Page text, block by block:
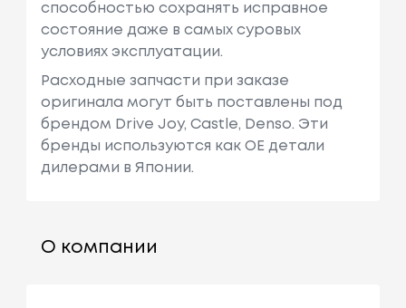
способностью сохранять исправное
состояние даже в самых суровых
условиях эксплуатации.
Расходные запчасти при заказе
оригинала могут быть поставлены под
брендом Drive Joy, Castle, Denso. Эти
бренды используются как ОЕ детали
дилерами в Японии.
О компании